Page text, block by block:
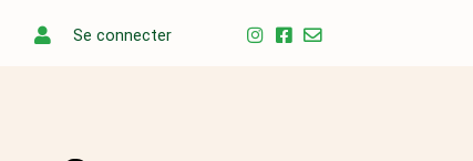
Se connecter